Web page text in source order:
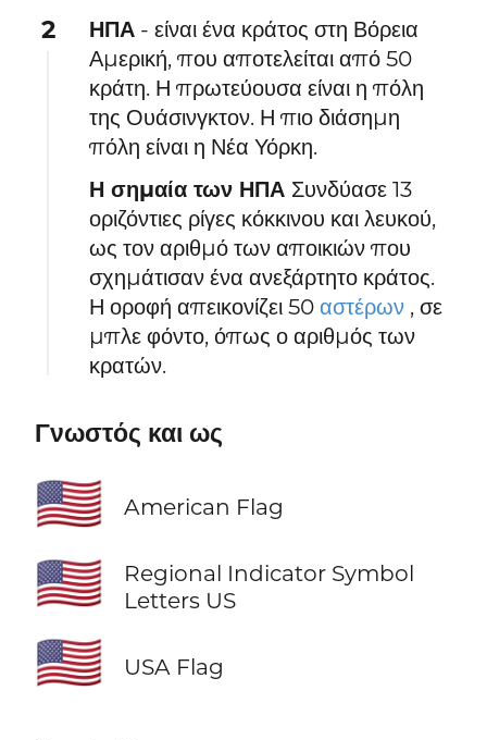
2 ΗΠΑ - είναι ένα κράτος στη Βόρεια
Αμερική, που αποτελείται από 50
κράτη. Η πρωτεύουσα είναι η πόλη
της Ουάσινγκτον. Η πιο διάσημη
πόλη είναι η Νέα Υόρκη.
Η σημαία των ΗΠΑ Συνδύασε 13
οριζόντιες ρίγες κόκκινου και λευκού,
ως τον αριθμό των αποικιών που
σχημάτισαν ένα ανεξάρτητο κράτος.
Η οροφή απεικονίζει 50αστέρων , σε
μπλε φόντο, όπως ο αριθμός των
κρατών.
Γνωστός και ως
🇺🇸 American Flag
🇺🇸
Regional Indicator Symbol
Letters US
🇺🇸 USA Flag